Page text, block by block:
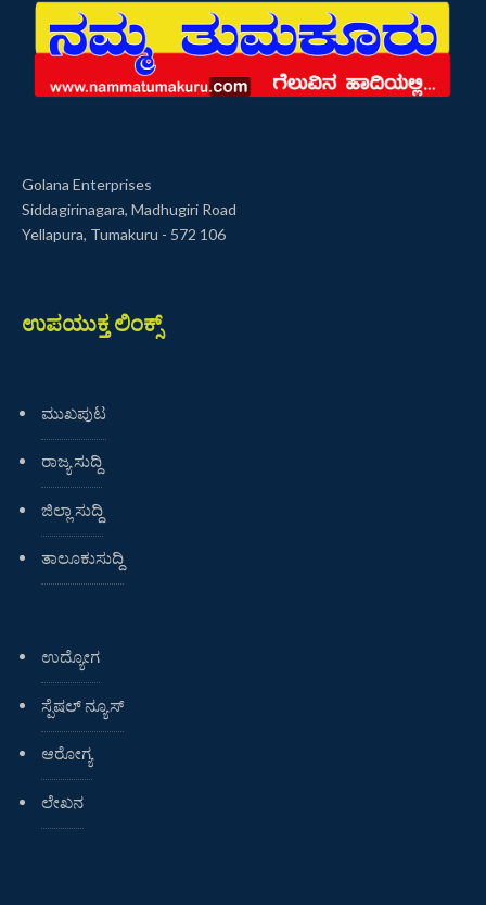
Golana Enterprises
Siddagirinagara, Madhugiri Road
Yellapura, Tumakuru - 572 106
ಉಪಯುಕ್ತ ಲಿಂಕ್ಸ್
ಮುಖಪುಟ
ರಾಜ್ಯ ಸುದ್ದಿ
ಜಿಲ್ಲಾ ಸುದ್ದಿ
ತಾಲೂಕುಸುದ್ದಿ
ಉದ್ಯೋಗ
ಸ್ಪೆಷಲ್ ನ್ಯೂಸ್
ಆರೋಗ್ಯ
ಲೇಖನ